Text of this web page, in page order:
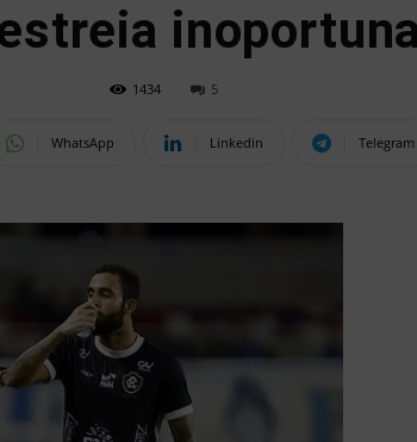
1434 5
WhatsApp Linkedin Telegram